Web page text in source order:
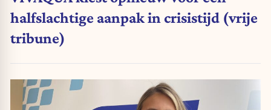
halfslachtige aanpak in crisistijd (vrije
tribune)